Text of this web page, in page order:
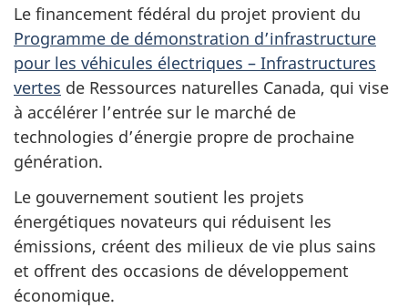
Le financement fédéral du projet provient du
Programme de démonstration d’infrastructure
pour les véhicules électriques – Infrastructures
vertes de Ressources naturelles Canada, qui vise
à accélérer l’entrée sur le marché de
technologies d’énergie propre de prochaine
génération.
Le gouvernement soutient les projets
énergétiques novateurs qui réduisent les
émissions, créent des milieux de vie plus sains
et offrent des occasions de développement
économique.